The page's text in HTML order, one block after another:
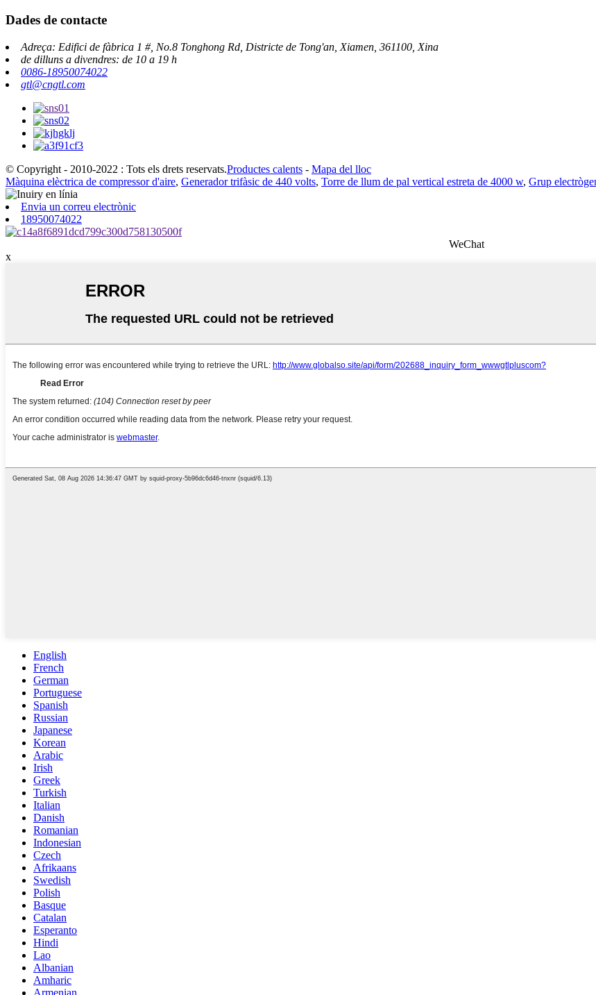
Dades de contacte
Adreça: Edifici de fàbrica 1 #, No.8 Tonghong Rd, Districte de Tong'an, Xiamen, 361100, Xina
de dilluns a divendres: de 10 a 19 h
0086-18950074022
gtl@cngtl.com
© Copyright - 2010-2022 : Tots els drets reservats.Productes calents - Mapa del lloc
Màquina elèctrica de compressor d'aire, Generador trifàsic de 440 volts, Torre de llum de pal vertical estreta de 4000 w, Grup
Envia un correu electrònic
18950074022
WeChat
x
English
French
German
Portuguese
Spanish
Russian
Japanese
Korean
Arabic
Irish
Greek
Turkish
Italian
Danish
Romanian
Indonesian
Czech
Afrikaans
Swedish
Polish
Basque
Catalan
Esperanto
Hindi
Lao
Albanian
Amharic
Armenian